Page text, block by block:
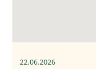
22.06.2026